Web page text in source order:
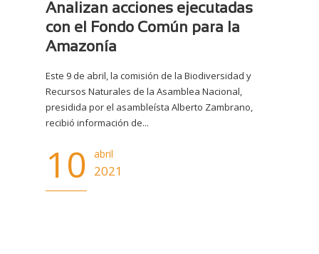
Analizan acciones ejecutadas
con el Fondo Común para la
Amazonía
Este 9 de abril, la comisión de la Biodiversidad y
Recursos Naturales de la Asamblea Nacional,
presidida por el asambleísta Alberto Zambrano,
recibió información de...
10 abril
2021